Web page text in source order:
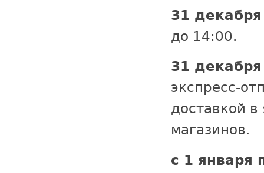
31
до 14:00.
31
экспресс-
доставкой
магазинов.
с 1 января